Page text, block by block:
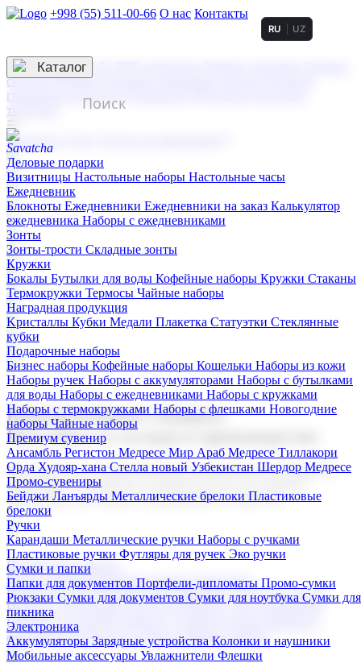
+998 (55) 511-00-66 О нас Контакты
3D гравировка
смолой (Doming)
гравировка твердая
тиснение
RU UZ
☰
Контакты
Каталог
Деловые подарки
Визитницы Настольные наборы Настольные часы
Ежедневник
Блокноты Ежедневники Ежедневники на заказ Калькулятор
ежедневника Наборы с ежедневниками
Зонты
Зонты-трости Складные зонты
Кружки
Бокалы Бутылки для воды Кофейные наборы Кружки Стаканы
Термокружки Термосы Чайные наборы
Наградная продукция
Kристаллы Кубки Медали Плакетка Статуэтки Стеклянные
кубки
Подарочные наборы
Бизнес наборы Кофейные наборы Кошельки Наборы из кожи
Наборы ручек Наборы с аккумуляторами Наборы с бутылками
для воды Наборы с ежедневниками Наборы с кружками
Наборы с термокружками Наборы с флешками Новогодние
наборы Чайные наборы
Премиум сувенир
Ансамбль Регистон Медресе Мир Араб Медресе Тиллакори
Орда Худояр-хана Стелла новый Узбекистан Шердор Медресе
Промо-сувениры
Бейджи Ланъярды Металлические брелоки Пластиковые
брелоки
Ручки
Карандаши Металлические ручки Наборы с ручками
Пластиковые ручки Футляры для ручек Эко ручки
Сумки и папки
Папки для документов Портфели-дипломаты Промо-сумки
Рюкзаки Сумки для документов Сумки для ноутбука Сумки для
пикника
Электроника
Аккумуляторы Зарядные устройства Колонки и наушники
Мобильные аксессуары Увлажнители Флешки
Корпоративные подарки
Поставка со склада и производство
Мы предлагаем широкий выбор корпоративных подарков и
сувениров с логотипом. В нашем каталоге вы найдете
продукцию для бизнеса, мероприятия и клиентов.
Подарочные наборы
Бизнес наборыКофейные наборы Кошельки
Наборы из кожиНаборы ручекНаборы с аккумуляторами
Наборы с бутылками для воды
Наборы с ежедневниками
Наборы с кружками
флешкамиНовогодние наборыЧайные наборы